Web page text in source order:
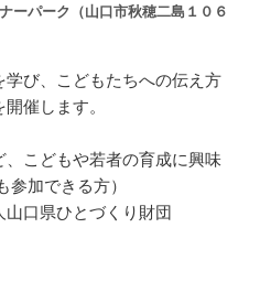
ーパーク（山口市秋穂二島１０６
び、こどもたちへの伝え方
催します。
こどもや若者の育成に興味
加できる方）
口県ひとづくり財団